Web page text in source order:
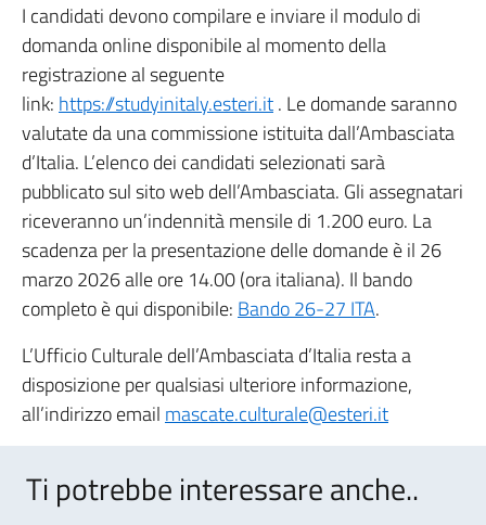
I candidati devono compilare e inviare il modulo di
domanda online disponibile al momento della
registrazione al seguente
link: https://studyinitaly.esteri.it. Le domande saranno
valutate da una commissione istituita dall’Ambasciata
d’Italia. L’elenco dei candidati selezionati sarà
pubblicato sul sito web dell’Ambasciata. Gli assegnatari
riceveranno un’indennità mensile di 1.200 euro. La
scadenza per la presentazione delle domande è il 26
marzo 2026 alle ore 14.00 (ora italiana). Il bando
completo è qui disponibile: Bando 26-27 ITA.
L’Ufficio Culturale dell’Ambasciata d’Italia resta a
disposizione per qualsiasi ulteriore informazione,
all’indirizzo email mascate.culturale@esteri.it
Ti potrebbe interessare anche..